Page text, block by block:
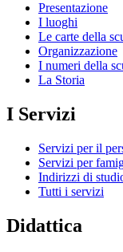
Presentazione
I luoghi
Le carte della
Organizzazione
I numeri della
La Storia
I Servizi
Servizi per il
Servizi per
Indirizzi di
Tutti i servizi
Didattica